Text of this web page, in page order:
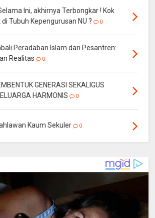
Ini, akhirnya Terbongkar ! Kok
Tubuh Kepengurusan NU ?
0
Peradaban Islam dari Pesantren:
Realitas
0
GENERASI SEKALIGUS
HARMONIS
0
Kaum Sekuler 0